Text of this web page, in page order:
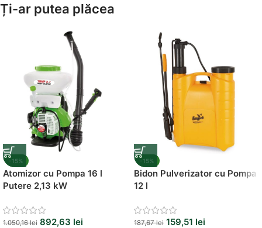
Suporți Hârtie Igenică
Vezi Oferta
Ți-ar putea plăcea
-15%
Atomizor cu Pompa 16 l
Putere 2,13 kW
1.050,16lei 892,63 lei
-15%
Bidon Pulverizator cu Pompa
12 l
187,67lei 159,51 lei